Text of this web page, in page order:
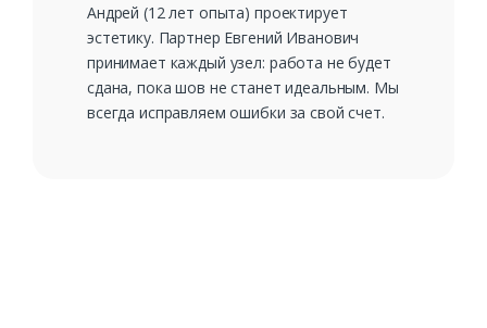
Андрей (12 лет опыта) проектирует
эстетику. Партнер Евгений Иванович
принимает каждый узел: работа не будет
сдана, пока шов не станет идеальным. Мы
всегда исправляем ошибки за свой счет.